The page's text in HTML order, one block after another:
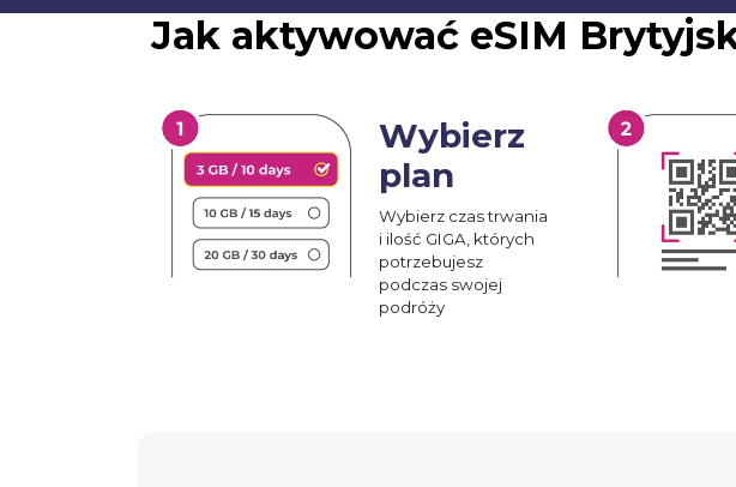
Jak aktywować eSIM
Wybierz
plan
Wybierz czas trwania
i ilość GIGA, których
potrzebujesz
podczas swojej
podróży